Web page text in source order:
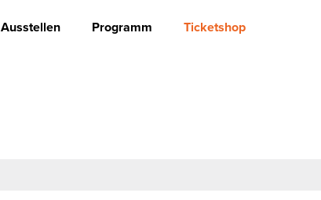
Ausstellen Programm Ticketshop